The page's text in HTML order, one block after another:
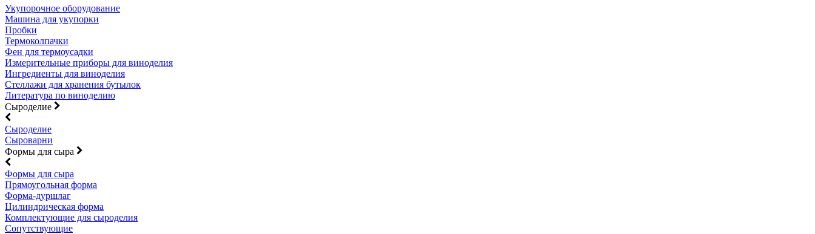
Укупорочное оборудование
Машина для укупорки
Пробки
Термоколпачки
Фен для термоусадки
Измерительные приборы для виноделия
Ингредиенты для виноделия
Стеллажи для хранения бутылок
Литература по виноделию
Сыроделие
Сыроделие
Сыроварни
Формы для сыра
Формы для сыра
Прямоугольная форма
Форма-дуршлаг
Цилиндрическая форма
Комплектующие для сыроделия
Сопутствующие